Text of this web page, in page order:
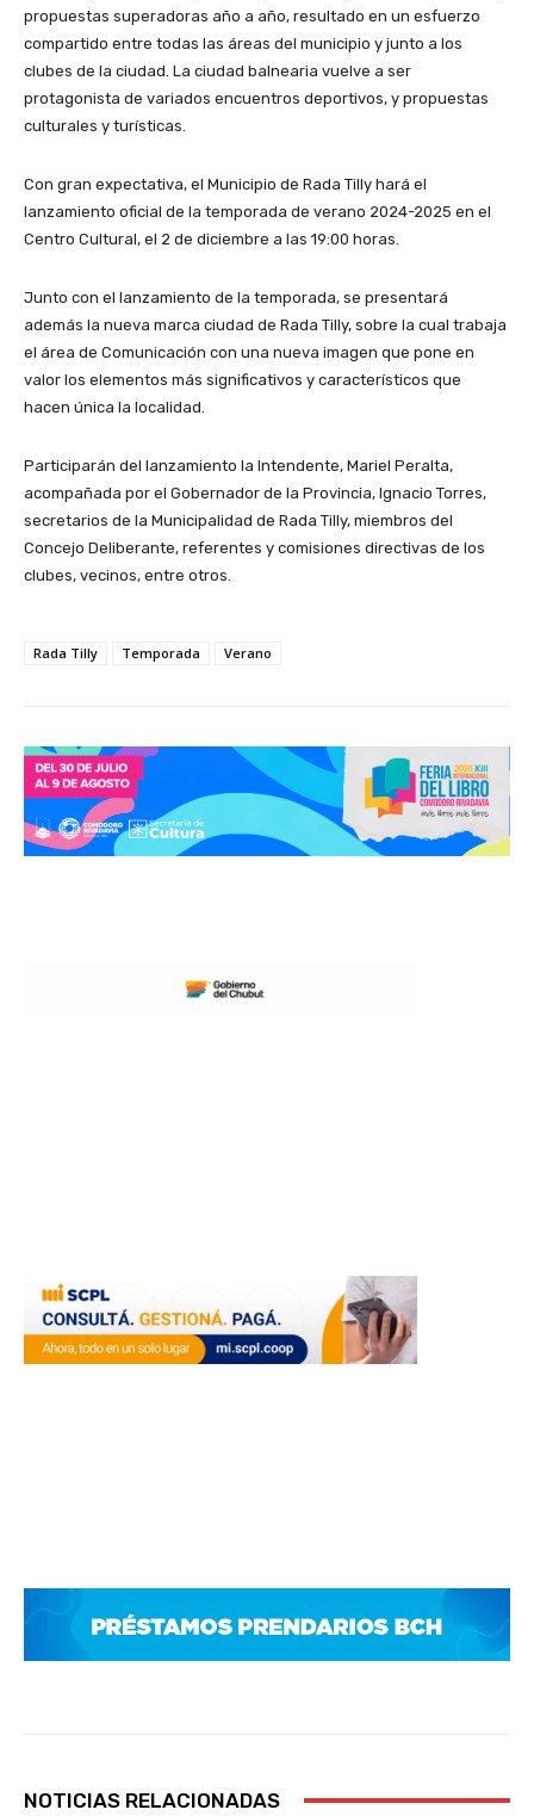
propuestas superadoras año a año, resultado en un esfuerzo
compartido entre todas las áreas del municipio y junto a los
clubes de la ciudad. La ciudad balnearia vuelve a ser
protagonista de variados encuentros deportivos, y propuestas
culturales y turísticas.
Con gran expectativa, el Municipio de Rada Tilly hará el
lanzamiento oficial de la temporada de verano 2024-2025 en el
Centro Cultural, el 2 de diciembre a las 19:00 horas.
Junto con el lanzamiento de la temporada, se presentará
además la nueva marca ciudad de Rada Tilly, sobre la cual trabaja
el área de Comunicación con una nueva imagen que pone en
valor los elementos más significativos y característicos que
hacen única la localidad.
Participarán del lanzamiento la Intendente, Mariel Peralta,
acompañada por el Gobernador de la Provincia, Ignacio Torres,
secretarios de la Municipalidad de Rada Tilly, miembros del
Concejo Deliberante, referentes y comisiones directivas de los
clubes, vecinos, entre otros.
Rada Tilly Temporada Verano
NOTICIAS RELACIONADAS